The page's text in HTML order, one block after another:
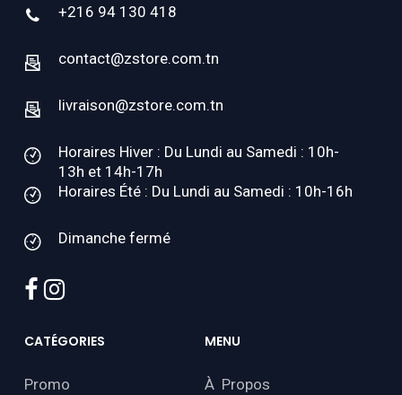
+216 94 130 418
contact@zstore.com.tn
livraison@zstore.com.tn
Horaires Hiver : Du Lundi au Samedi : 10h-
13h et 14h-17h
Horaires Été : Du Lundi au Samedi : 10h-16h
Dimanche fermé
facebook
instagram
CATÉGORIES
Promo
MENU
À Propos